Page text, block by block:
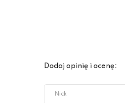
Dodaj opinię i ocenę: